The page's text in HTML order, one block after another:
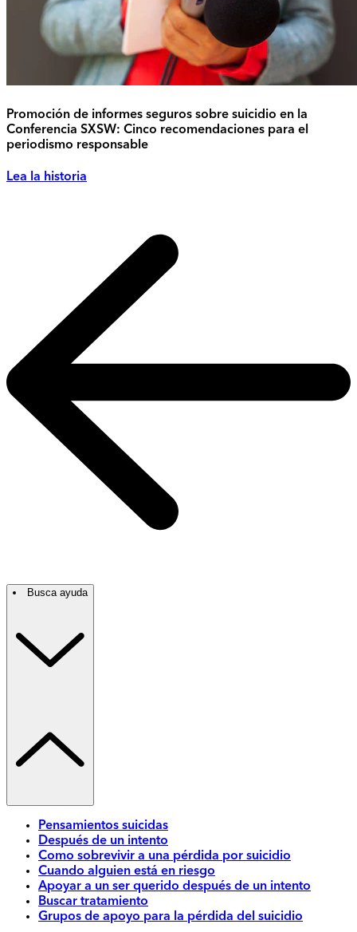
Promoción de informes seguros sobre suicidio en la
Conferencia SXSW: Cinco recomendaciones para el
periodismo responsable
Lea la historia
Busca ayuda
Pensamientos suicidas
Después de un intento
Como sobrevivir a una pérdida por suicidio
Cuando alguien está en riesgo
Apoyar a un ser querido después de un intento
Buscar tratamiento
Grupos de apoyo para la pérdida del suicidio